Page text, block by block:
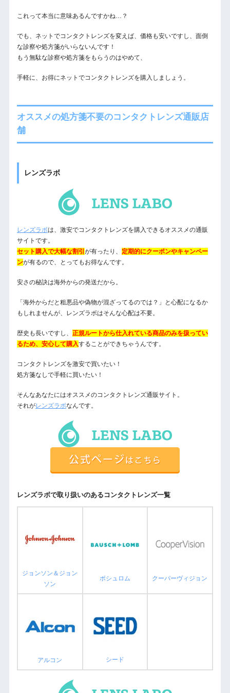
これって本当に意味あるんですかね…？
でも、ネットでコンタクトレンズを変えば、価格も安いですし、面倒
な診察や処方箋がいらないんです！
もう無駄な診察や処方箋をもらうのはやめて、
手軽に、お得にネットでコンタクトレンズを購入しましょう。
オススメの処方箋不要のコンタクトレンズ通販店
舗
レンズラボ
レンズラボは、激安でコンタクトレンズを購入できるオススメの通販
サイトです。
セット購入で大幅な割引 が有ったり、 定期的にクーポンやキャンペー
ンが有るので、とってもお得なんです。
安さの秘訣は海外からの発送だから。
「海外からだと粗悪品や偽物が混ざってるのでは？」と心配になるか
もしれませんが、レンズラボはそんな心配は不要。
歴史も長いですし、 正規ルートから仕入れている商品のみを扱ってい
るため、安心して購入することができちゃうんです。
コンタクトレンズを激安で買いたい！
処方箋なしで手軽に買いたい！
そんなあなたにはオススメのコンタクトレンズ通販サイト。
それがレンズラボなんです。
レンズラボで取り扱いのあるコンタクトレンズ一覧
ジョンソン＆ジョン
ソン
ボシュロム クーパーヴィジョン
アルコン シード